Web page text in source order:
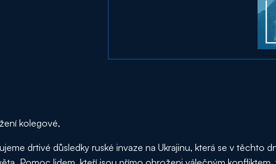
kolegové,
drtivé důsledky ruské invaze na Ukrajinu, která se v těchto